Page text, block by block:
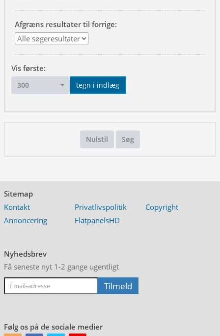
Afgræns resultater til forrige:
Vis første:
300 tegn i indlæg
Nulstil Søg
Sitemap
Kontakt
Privatlivspolitik
Copyright
Annoncering
FlatpanelsHD
Nyhedsbrev
Få seneste nyt 1-2 gange ugentligt
Følg os på de sociale medier